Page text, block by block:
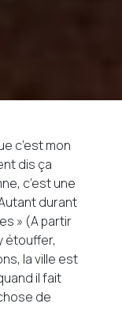
c’est mon
dis ça
c’est une
durant
» (A partir
étouffer,
la ville est
il fait
de